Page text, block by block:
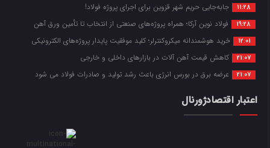
11:28 جابه‌جایی حریم شهر قزوین برای اجرای پروژه فولاد!
19:28 فولاد نوین آرکا؛ همراه پروژه‌های صنعتی از انتخاب تا تأمین ورق آهن
12:01 خرید هوشمندانه میکروکنترلر؛ کلید موفقیت پایدار پروژه‌های الکترونیکی
21:07 کاهش قیمت آهن آلات در بازارهای داخلی و خارجی
21:07 عرضه برق در بورس انرژی باعث رشد تولید و صادرات فولاد می شود
اعتبار اقتصادژورنال